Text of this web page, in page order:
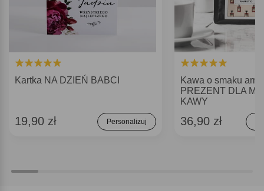
Kartka NA DZIEŃ BABCI
19,90 zł Personalizuj
Kawa o smaku
PREZENT DLA
KAWY
36,90 zł